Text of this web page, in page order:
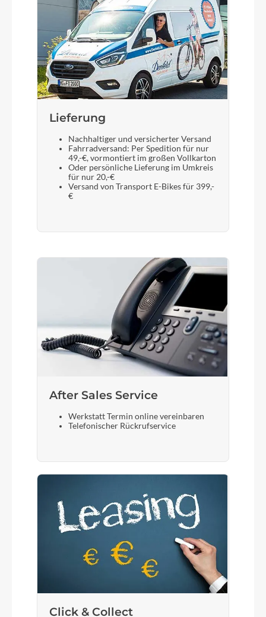
Lieferung
Nachhaltiger und versicherter Versand
Fahrradversand: Per Spedition für nur
49,-€, vormontiert im großen Vollkarton
Oder persönliche Lieferung im Umkreis
für nur 20,-€
Versand von Transport E-Bikes für 399,-
€
After Sales Service
Werkstatt Termin online vereinbaren
Telefonischer Rückrufservice
Click & Collect